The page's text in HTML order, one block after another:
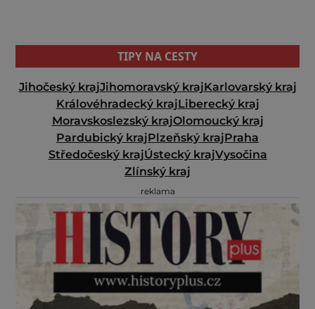
TIPY NA CESTY
Jihočeský krajJihomoravský krajKarlovarský kraj
Královéhradecký krajLiberecký kraj
Moravskoslezský krajOlomoucký kraj
Pardubický krajPlzeňský krajPraha
Středočeský krajÚstecký krajVysočina
Zlínský kraj
reklama